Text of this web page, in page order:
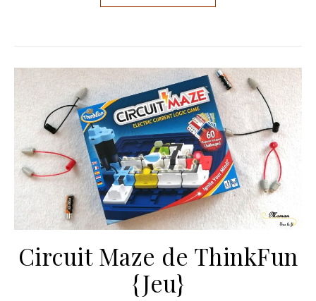
Circuit Maze de ThinkFun
{Jeu}